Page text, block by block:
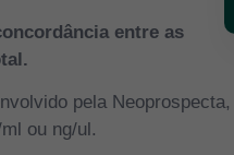
entre as
pela Neoprospecta,
ou ng/ul.